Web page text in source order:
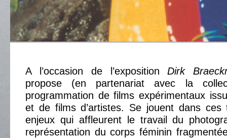
A l’occasion de l’expositionDirk
propose (en partenariat avec la
programmation de films expérimentaux
et de films d’artistes. Se jouent dans ces
enjeux qui affleurent le travail du
représentation du corps féminin